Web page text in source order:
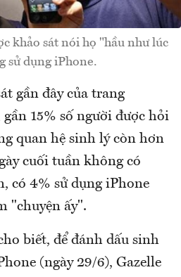
khảo sát nói họ "hầu như lúc
sử dụng iPhone.
gần đây của trang
15% số người được hỏi
quan hệ sinh lý còn hơn
cuối tuần không có
có 4% sử dụng iPhone
"chuyện ấy".
biết, để đánh dấu sinh
(ngày 29/6), Gazelle